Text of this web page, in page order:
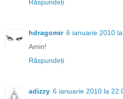
Răspundeți
hdragomir 6 ianuarie 2010
Amin!
Răspundeți
adizzy 6 ianuarie 2010 la